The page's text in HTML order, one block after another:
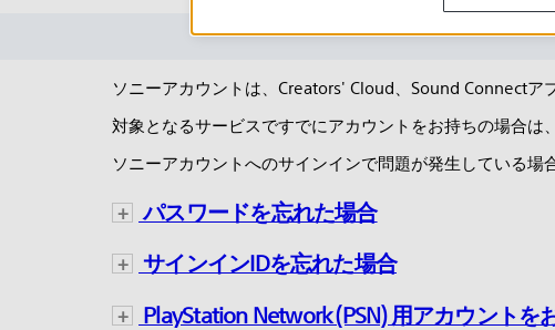
ソニーアカウントは、Creators' Cloud、Sound Connectア
対象となるサービスですでにアカウントをお持ちの場合は、
ソニーアカウントへのサインインで問題が発生している場
パスワードを忘れた場合
サインインIDを忘れた場合
PlayStation Network (PSN) 用アカウントを